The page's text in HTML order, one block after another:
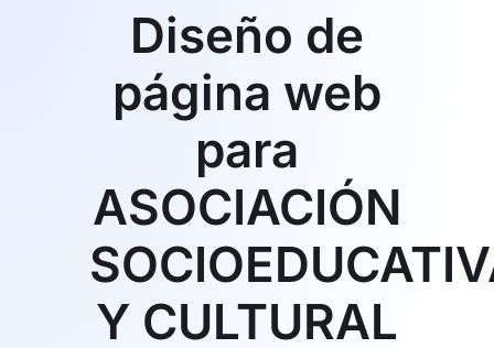
Diseño de
página web
para
ASOCIACIÓN
Y CULTURAL